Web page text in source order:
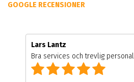
GOOGLE RECENSIONER
Lars Lantz
Bra services och trevlig